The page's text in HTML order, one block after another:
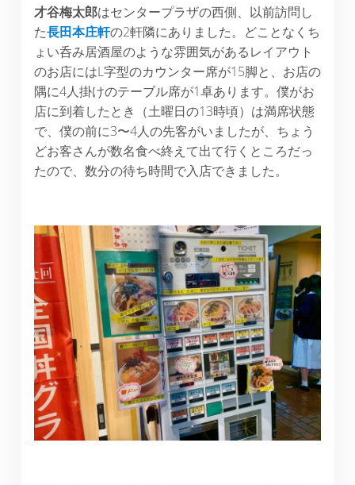
才谷梅太郎はセンタープラザの西側、以前訪問し
た長田本庄軒の2軒隣にありました。どことなくち
ょい呑み居酒屋のような雰囲気があるレイアウト
のお店にはL字型のカウンター席が15脚と、お店の
隅に4人掛けのテーブル席が1卓あります。僕がお
店に到着したとき（土曜日の13時頃）は満席状態
で、僕の前に3〜4人の先客がいましたが、ちょう
どお客さんが数名食べ終えて出て行くところだっ
たので、数分の待ち時間で入店できました。